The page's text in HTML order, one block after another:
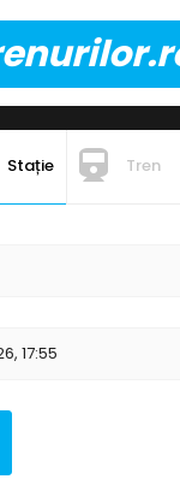
Stație Tren